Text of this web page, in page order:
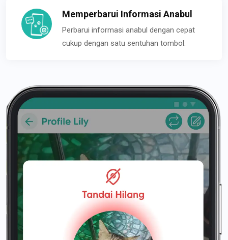
Memperbarui Informasi Anabul
Perbarui informasi anabul dengan cepat
cukup dengan satu sentuhan tombol.